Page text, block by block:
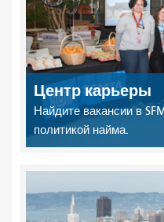
Центр карьеры
Найдите вакансии в
политикой найма.